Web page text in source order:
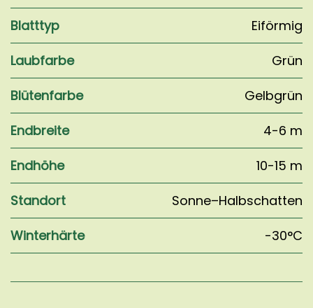
Blatttyp
Eiförmig
Laubfarbe
Grün
Blütenfarbe
Gelbgrün
Endbreite
4-6 m
Endhöhe
10-15 m
Standort
Sonne–Halbschatten
Winterhärte
-30°C